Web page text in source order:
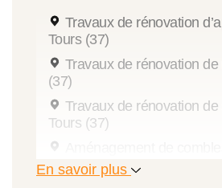
Travaux de rénovation
Tours (37)
Travaux de rénovation
(37)
Travaux de rénovation
Tours (37)
Travaux de rénovation de
En savoir plus